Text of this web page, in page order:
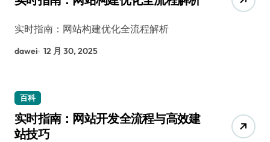
实时指南：网站构建优化全流程解析
dawei 12 月 30, 2025
百科
实时指南：网站开发全流程与高效建
站技巧